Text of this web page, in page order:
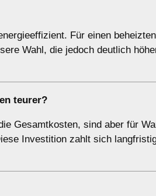
Für einen
Wahl, die jedoch deutlich
teurer?
Gesamtkosten, sind aber für
Investition zahlt sich